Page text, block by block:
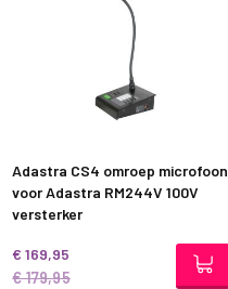
Adastra CS4 omroep microfoon
voor Adastra RM244V 100V
versterker
€ 169,95
€ 179,95